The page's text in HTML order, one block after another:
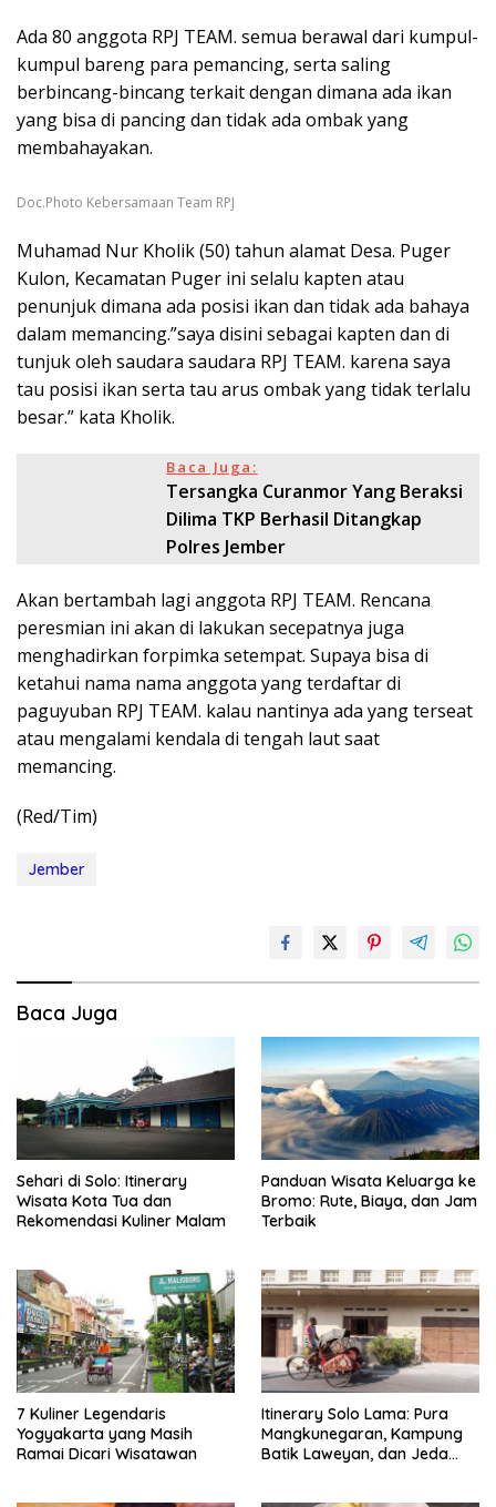
Ada 80 anggota RPJ TEAM. semua berawal dari kumpul-
kumpul bareng para pemancing, serta saling
berbincang-bincang terkait dengan dimana ada ikan
yang bisa di pancing dan tidak ada ombak yang
membahayakan.
Doc.Photo Kebersamaan Team RPJ
Muhamad Nur Kholik (50) tahun alamat Desa. Puger
Kulon, Kecamatan Puger ini selalu kapten atau
penunjuk dimana ada posisi ikan dan tidak ada bahaya
dalam memancing.”saya disini sebagai kapten dan di
tunjuk oleh saudara saudara RPJ TEAM. karena saya
tau posisi ikan serta tau arus ombak yang tidak terlalu
besar.” kata Kholik.
Baca Juga:
Tersangka Curanmor Yang Beraksi
Dilima TKP Berhasil Ditangkap
Polres Jember
Akan bertambah lagi anggota RPJ TEAM. Rencana
peresmian ini akan di lakukan secepatnya juga
menghadirkan forpimka setempat. Supaya bisa di
ketahui nama nama anggota yang terdaftar di
paguyuban RPJ TEAM. kalau nantinya ada yang terseat
atau mengalami kendala di tengah laut saat
memancing.
(Red/Tim)
Jember
Baca Juga
Sehari di Solo: Itinerary
Wisata Kota Tua dan
Rekomendasi Kuliner Malam
Panduan Wisata Keluarga ke
Bromo: Rute, Biaya, dan Jam
Terbaik
7 Kuliner Legendaris
Yogyakarta yang Masih
Ramai Dicari Wisatawan
Itinerary Solo Lama: Pura
Mangkunegaran, Kampung
Batik Laweyan, dan Jeda